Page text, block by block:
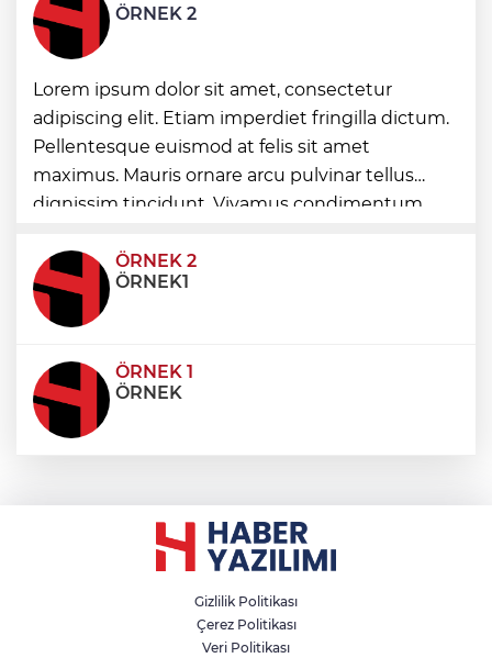
kahvaltısında
"Casperlar" suç örgütüne dev operasyon!
151 şüpheli hakkında dava açıldı
Türk mühendis Polatkan, DARPA Lift
Challenge'da finale kaldı
ÖRNEK 2
Lorem ipsum dolor sit amet, consectetur
adipiscing elit. Etiam imperdiet fringilla dictum.
Pellentesque euismod at felis sit amet
maximus. Mauris ornare arcu pulvinar tellus
dignissim tincidunt. Vivamus condimentum
condimentum eros et, faucibus sapien. Praese
ÖRNEK 2
ÖRNEK1
ÖRNEK 1
ÖRNEK
Gizlilik Politikası
Çerez Politikası
Veri Politikası